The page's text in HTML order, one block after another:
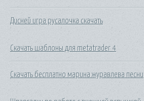
Дисней игра русалочка скачать
Скачать шаблоны для metatrader 4
Скачать бесплатно марина журавлева песни